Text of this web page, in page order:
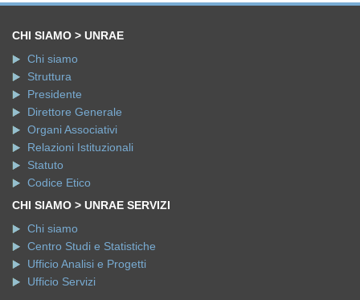
CHI SIAMO > UNRAE
Chi siamo
Struttura
Presidente
Direttore Generale
Organi Associativi
Relazioni Istituzionali
Statuto
Codice Etico
CHI SIAMO > UNRAE SERVIZI
Chi siamo
Centro Studi e Statistiche
Ufficio Analisi e Progetti
Ufficio Servizi